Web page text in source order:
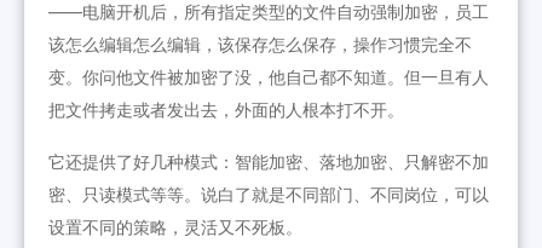
——电脑开机后，所有指定类型的文件自动强制加密，员工
该怎么编辑怎么编辑，该保存怎么保存，操作习惯完全不
变。你问他文件被加密了没，他自己都不知道。但一旦有人
把文件拷走或者发出去，外面的人根本打不开。
它还提供了好几种模式：智能加密、落地加密、只解密不加
密、只读模式等等。说白了就是不同部门、不同岗位，可以
设置不同的策略，灵活又不死板。